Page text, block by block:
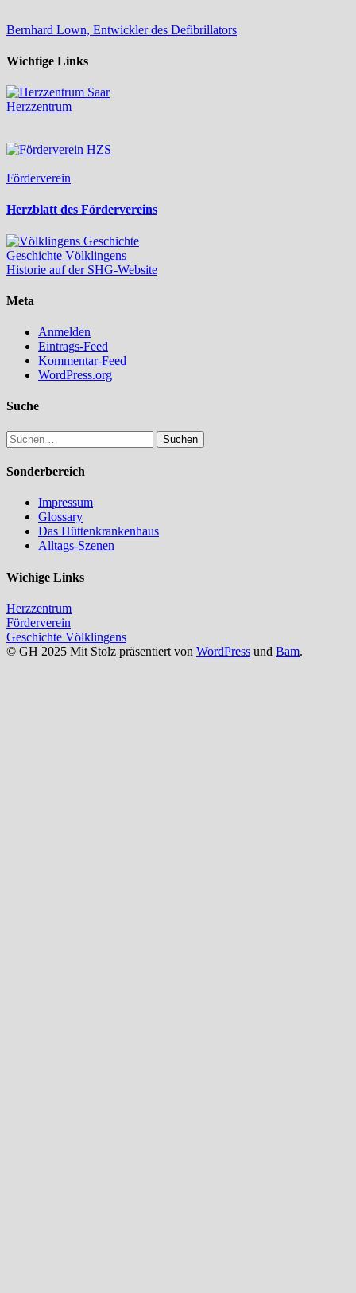
Bernhard Lown, Entwickler des Defibrillators
Wichtige Links
Herzzentrum
Förderverein
Herzblatt des Fördervereins
Geschichte Völklingens
Historie auf der SHG-Website
Meta
Anmelden
Eintrags-Feed
Kommentar-Feed
WordPress.org
Suche
Suchen
nach:
Sonderbereich
Impressum
Glossary
Das Hüttenkrankenhaus
Alltags-Szenen
Wichige Links
Herzzentrum
Förderverein
Geschichte Völklingens
© GH 2025 Mit Stolz präsentiert von WordPress und Bam.